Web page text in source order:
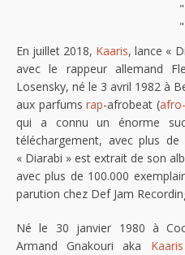
"
"
En juillet 2018, Kaaris, lance «
avec le rappeur allemand
Losensky, né le 3 avril 1982 à
aux parfumsrap-afrobeat (
qui a connu un énorme
téléchargement, avec plus
« Diarabi » est extrait de son
avec plus de 100.000
parution chez Def Jam
Né le 30 janvier 1980 à
Armand Gnakouri aka Kaaris